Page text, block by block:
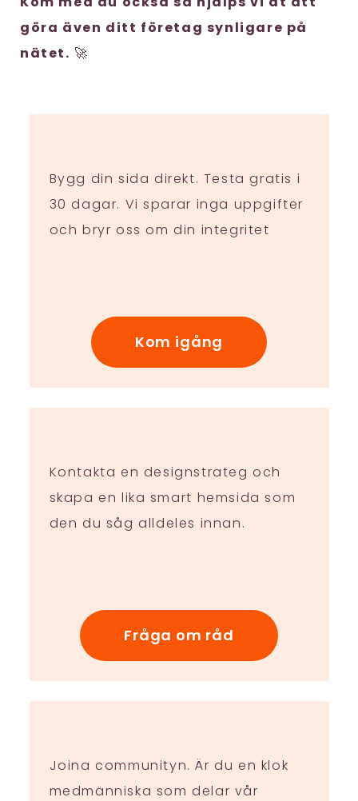
göra även ditt företag synligare på
nätet. 🚀
Bygg din sida direkt. Testa gratis i
30 dagar. Vi sparar inga uppgifter
och bryr oss om din integritet
Kom igång
Kontakta en designstrateg och
skapa en lika smart hemsida som
den du såg alldeles innan.
Fråga om råd
Joina communityn. Är du en klok
medmänniska som delar vår